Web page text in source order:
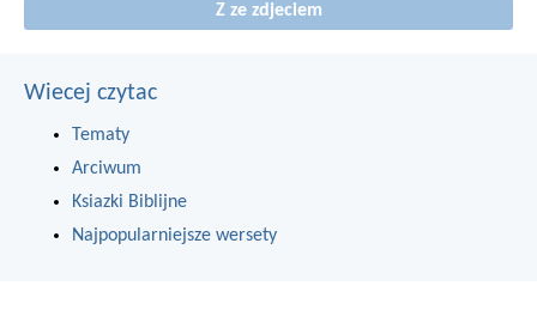
Z ze zdjeciem
Wiecej czytac
Tematy
Arciwum
Ksiazki Biblijne
Najpopularniejsze wersety